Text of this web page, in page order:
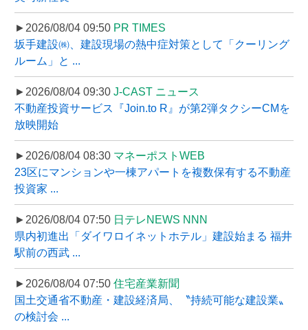
►2026/08/04 09:50 PR TIMES
坂手建設㈱、建設現場の熱中症対策として「クーリング
ルーム」と ...
►2026/08/04 09:30 J-CAST ニュース
不動産投資サービス『Join.to R』が第2弾タクシーCMを
放映開始
►2026/08/04 08:30 マネーポストWEB
23区にマンションや一棟アパートを複数保有する不動産
投資家 ...
►2026/08/04 07:50 日テレNEWS NNN
県内初進出「ダイワロイネットホテル」建設始まる 福井
駅前の西武 ...
►2026/08/04 07:50 住宅産業新聞
国土交通省不動産・建設経済局、〝持続可能な建設業〟
の検討会 ...